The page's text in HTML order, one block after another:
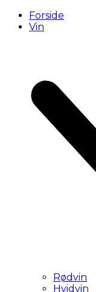
Forside
Vin
Rødvin
Hvidvin